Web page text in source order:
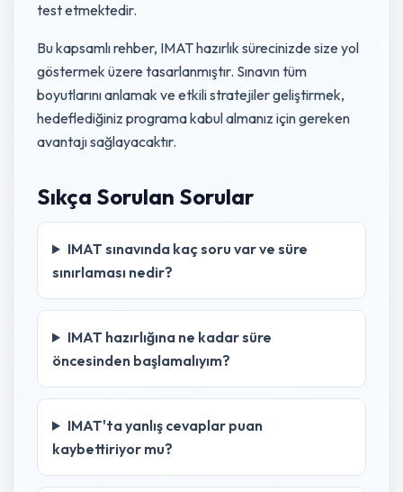
test etmektedir.
Bu kapsamlı rehber, IMAT hazırlık sürecinizde size yol
göstermek üzere tasarlanmıştır. Sınavın tüm
boyutlarını anlamak ve etkili stratejiler geliştirmek,
hedeflediğiniz programa kabul almanız için gereken
avantajı sağlayacaktır.
Sıkça Sorulan Sorular
IMAT sınavında kaç soru var ve süre
sınırlaması nedir?
IMAT hazırlığına ne kadar süre
öncesinden başlamalıyım?
IMAT'ta yanlış cevaplar puan
kaybettiriyor mu?